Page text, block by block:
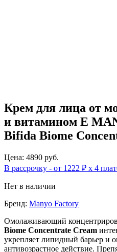
Крем для лица от
и витамином Е
Bifida Biome
Цена: 4890 руб.
В рассрочку - от 1222 ₽ х 4
Нет в наличии
Бренд: Manyo Factory
Омолаживающий
Biome Concentrate Cream
укрепляет липидный барьер и
антивозрастное действие.